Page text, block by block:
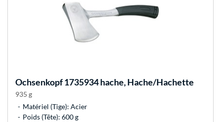
Ochsenkopf1735934 hache, Hache/Hachette
935 g
Matériel (Tige): Acier
Poids (Tête): 600 g